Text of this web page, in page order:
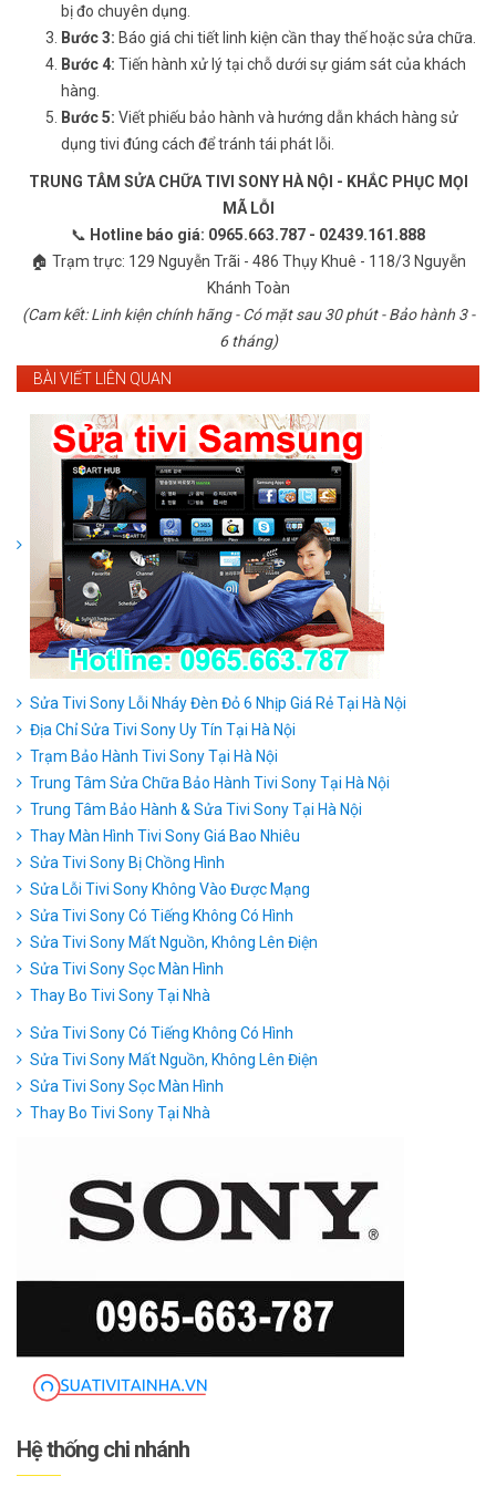
bị đo chuyên dụng.
Bước 3: Báo giá chi tiết linh kiện cần thay thế hoặc sửa chữa.
Bước 4: Tiến hành xử lý tại chỗ dưới sự giám sát của khách
hàng.
Bước 5: Viết phiếu bảo hành và hướng dẫn khách hàng sử
dụng tivi đúng cách để tránh tái phát lỗi.
TRUNG TÂM SỬA CHỮA TIVI SONY HÀ NỘI - KHẮC PHỤC MỌI
MÃ LỖI
📞 Hotline báo giá: 0965.663.787 - 02439.161.888
🏠 Trạm trực: 129 Nguyễn Trãi - 486 Thụy Khuê - 118/3 Nguyễn
Khánh Toàn
(Cam kết: Linh kiện chính hãng - Có mặt sau 30 phút - Bảo hành 3 -
6 tháng)
BÀI VIẾT LIÊN QUAN
Sửa Tivi Sony Lỗi Nháy Đèn Đỏ 6 Nhịp Giá Rẻ Tại Hà Nội
Địa Chỉ Sửa Tivi Sony Uy Tín Tại Hà Nội
Trạm Bảo Hành Tivi Sony Tại Hà Nội
Trung Tâm Sửa Chữa Bảo Hành Tivi Sony Tại Hà Nội
Trung Tâm Bảo Hành & Sửa Tivi Sony Tại Hà Nội
Thay Màn Hình Tivi Sony Giá Bao Nhiêu
Sửa Tivi Sony Bị Chồng Hình
Sửa Lỗi Tivi Sony Không Vào Được Mạng
Sửa Tivi Sony Có Tiếng Không Có Hình
Sửa Tivi Sony Mất Nguồn, Không Lên Điện
Sửa Tivi Sony Sọc Màn Hình
Thay Bo Tivi Sony Tại Nhà
Sửa Tivi Sony Có Tiếng Không Có Hình
Sửa Tivi Sony Mất Nguồn, Không Lên Điện
Sửa Tivi Sony Sọc Màn Hình
Thay Bo Tivi Sony Tại Nhà
Hệ thống chi nhánh